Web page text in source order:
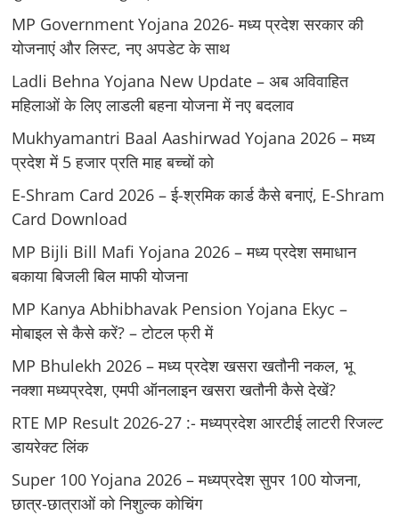
MP Government Yojana 2026- मध्य प्रदेश सरकार की
योजनाएं और लिस्ट, नए अपडेट के साथ
Ladli Behna Yojana New Update – अब अविवाहित
महिलाओं के लिए लाडली बहना योजना में नए बदलाव
Mukhyamantri Baal Aashirwad Yojana 2026 – मध्य
प्रदेश में 5 हजार प्रति माह बच्चों को
E-Shram Card 2026 – ई-श्रमिक कार्ड कैसे बनाएं, E-Shram
Card Download
MP Bijli Bill Mafi Yojana 2026 – मध्य प्रदेश समाधान
बकाया बिजली बिल माफी योजना
MP Kanya Abhibhavak Pension Yojana Ekyc –
मोबाइल से कैसे करें? – टोटल फ्री में
MP Bhulekh 2026 – मध्य प्रदेश खसरा खतौनी नकल, भू
नक्शा मध्यप्रदेश, एमपी ऑनलाइन खसरा खतौनी कैसे देखें?
RTE MP Result 2026-27 :- मध्‍यप्रदेश आरटीई लाटरी रिजल्ट
डायरेक्ट लिंक
Super 100 Yojana 2026 – मध्यप्रदेश सुपर 100 योजना,
छात्र-छात्राओं को निशुल्क कोचिंग